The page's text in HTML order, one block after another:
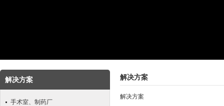
解决方案
手术室、制药厂
解决方案
解决方案